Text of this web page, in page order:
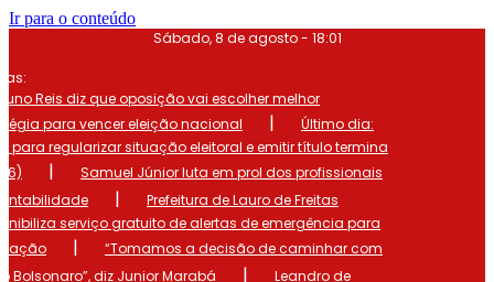
Ir para o conteúdo
Sábado, 8 de agosto - 18:01
Reis diz que oposição vai escolher melhor
para vencer eleição nacional
|
Último dia:
para regularizar situação eleitoral e emitir título termina
|
Samuel Júnior luta em prol dos profissionais
|
Prefeitura de Lauro de Freitas
serviço gratuito de alertas de emergência para
|
“Tomamos a decisão de caminhar com
Bolsonaro”, diz Junior Marabá
|
Leandro de